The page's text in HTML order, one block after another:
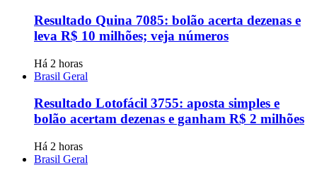
Resultado Quina 7085: bolão acerta dezenas e
leva R$ 10 milhões; veja números
Há 2 horas
Brasil Geral
Resultado Lotofácil 3755: aposta simples e
bolão acertam dezenas e ganham R$ 2 milhões
Há 2 horas
Brasil Geral